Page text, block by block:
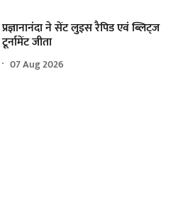
प्रज्ञानानंदा ने सेंट लुइस रैपिड एवं ब्लिट्ज
टूर्नामेंट जीता
07 Aug 2026